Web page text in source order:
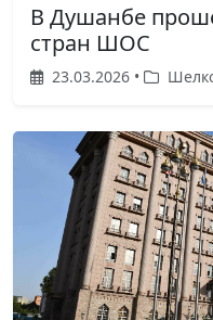
В Душанбе
стран ШОС
23.03.2026 •